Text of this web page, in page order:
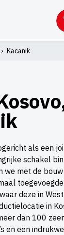
› Kacanik
als een
schakel
met de bouw
deze in
in
dan 100
en een